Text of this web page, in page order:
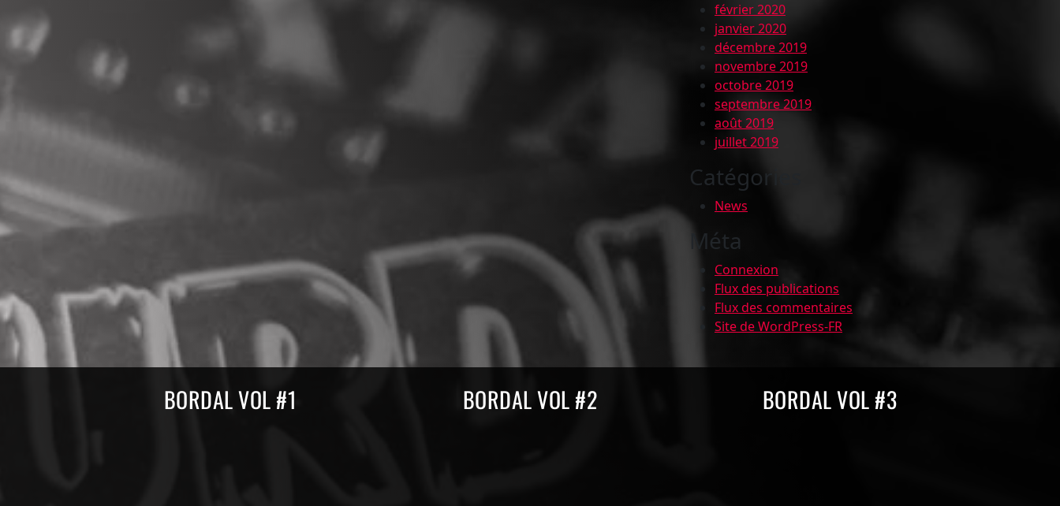
février 2020
janvier 2020
décembre 2019
novembre 2019
octobre 2019
septembre 2019
août 2019
juillet 2019
Catégories
News
Méta
Connexion
Flux des publications
Flux des commentaires
Site de WordPress-FR
Compilations Burdigala Records
BORDAL VOL #1 BORDAL VOL #2 BORDAL VOL #3